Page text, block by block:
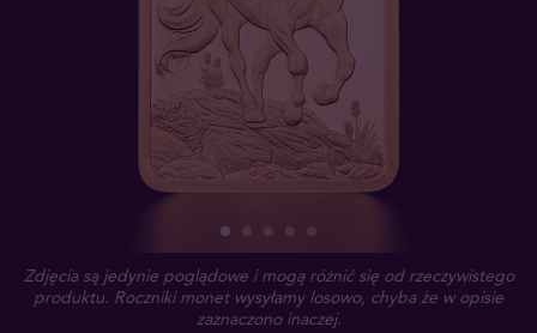
Zdjęcia są jedynie poglądowe i mogą różnić się od rzeczywistego
produktu. Roczniki monet wysyłamy losowo, chyba że w opisie
zaznaczono inaczej.